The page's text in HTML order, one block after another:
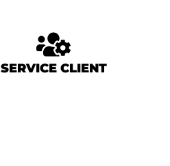
SERVICE CLIENT